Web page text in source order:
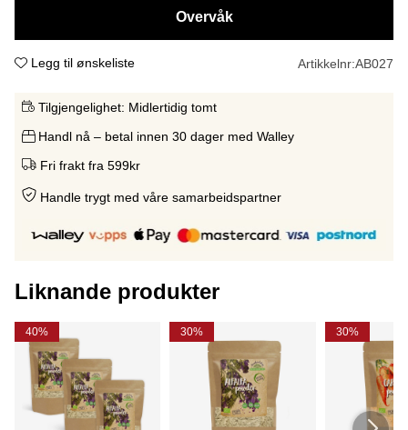
Overvåk
Legg til ønskeliste Artikkelnr:AB027
Tilgjengelighet: Midlertidig tomt
Handl nå – betal innen 30 dager med Walley
Fri frakt fra 599kr
Handle trygt med våre samarbeidspartner
Liknande produkter
40% 30% 30%